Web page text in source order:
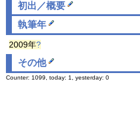
初出／概要
執筆年
2009年?
その他
Counter: 1099, today: 1, yesterday: 0